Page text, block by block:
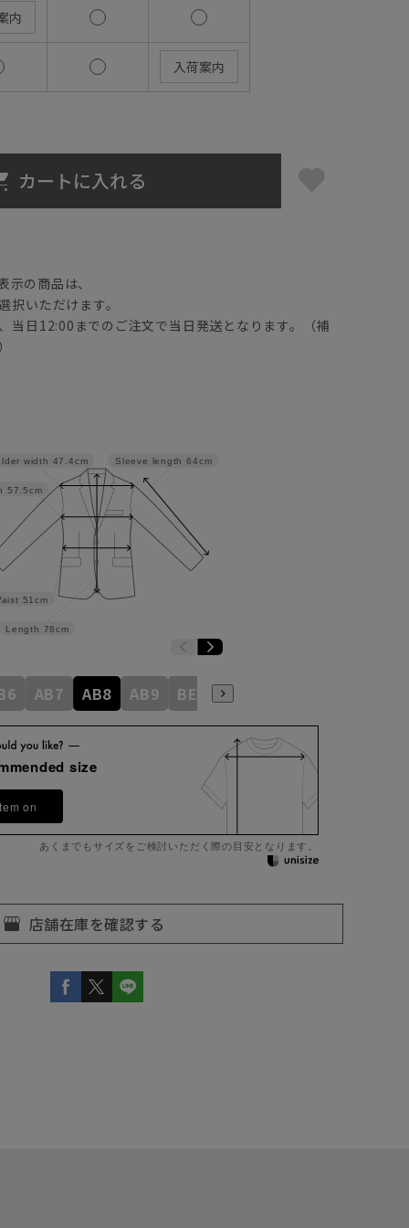
内
入荷案内
カートに入れる
示の商品は、
択いただけます。
当日12:00までのご注文で当日発送となります。（補
Sleeve length 64cm
Length 78cm
51cm
57.5cm
width 47.4cm
AB7 AB8 AB9 BE3 BE4
size
on
あくまでもサイズをご検討いただく際の目安となります。